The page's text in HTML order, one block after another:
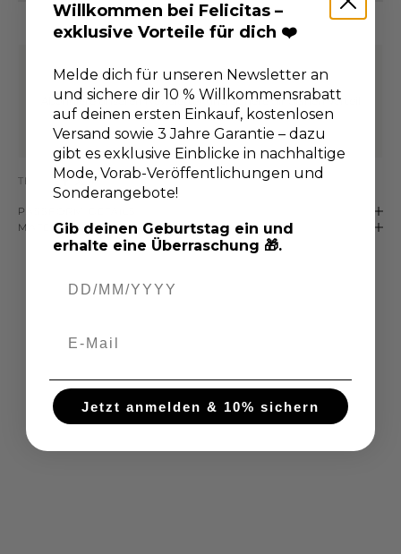
ERHALTE 10% RABATT
Abonniere unseren Newsletterund sichere dir deinen Vorteil
Gehe zu Element 1
Gehe zu Element 2
TEILEN
PASSFORM-DETAILS
MATERIAL & PFLEGE
Willkommen bei Felicitas –
exklusive Vorteile für dich ❤️
Melde dich für unseren Newsletter an
und sichere dir 10 % Willkommensrabatt
auf deinen ersten Einkauf, kostenlosen
Versand sowie 3 Jahre Garantie – dazu
gibt es exklusive Einblicke in nachhaltige
Mode, Vorab-Veröffentlichungen und
Sonderangebote!
Gib deinen Geburtstag ein und
erhalte eine Überraschung 🎁.
Jetzt anmelden & 10% sichern